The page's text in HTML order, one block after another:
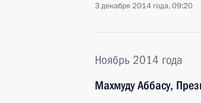
3 декабря 2014 года, 09:20
Ноябрь 2014 года
Махмуду Аббасу,